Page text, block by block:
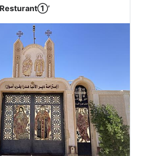
ら出てる人やマンションやアパート
Resturant①’